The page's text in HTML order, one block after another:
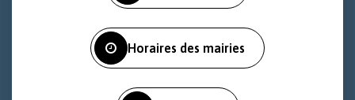
comptecomptechaîne
Horaires des mairies